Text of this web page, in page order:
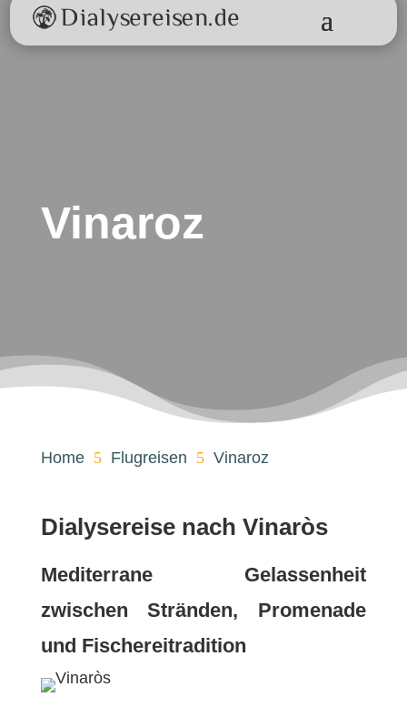
Vinaroz
Home 5 Flugreisen 5 Vinaroz
Dialysereise nach Vinaròs
Mediterrane Gelassenheit
zwischen Stränden, Promenade
und Fischereitradition